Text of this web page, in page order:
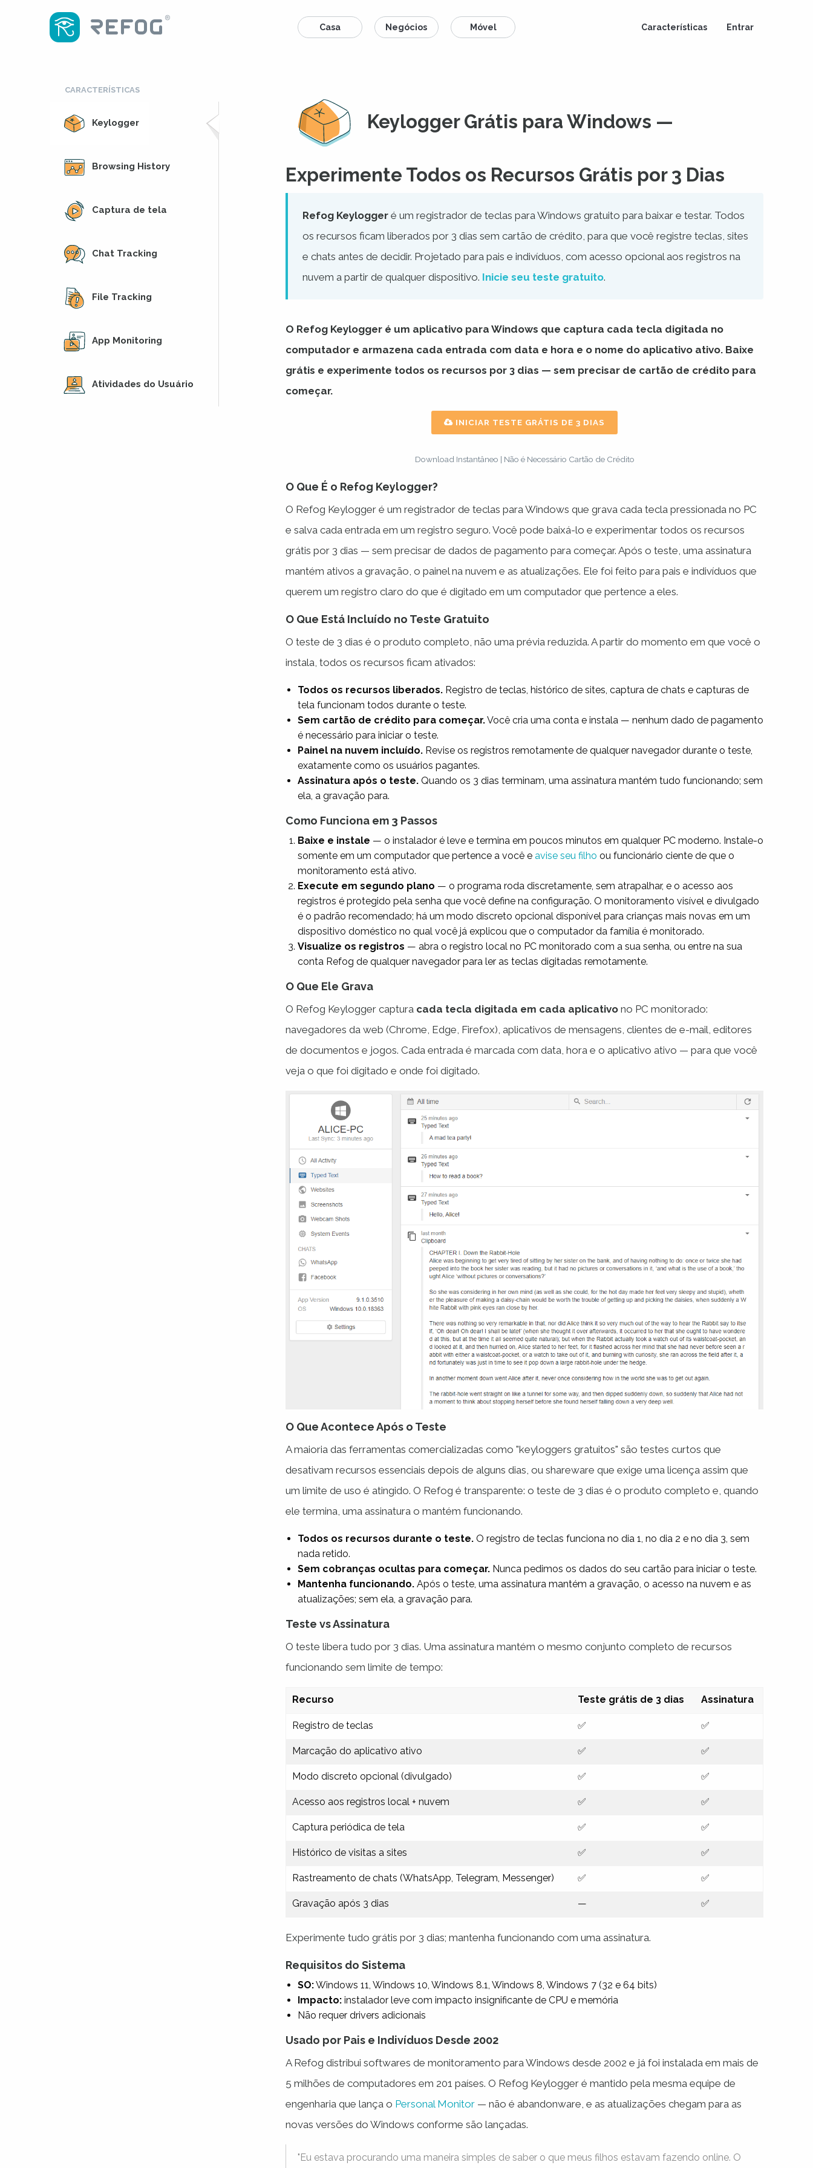
Casa Negócios Móvel Características Entrar
CARACTERÍSTICAS
Keylogger
Browsing History
Captura de tela
Chat Tracking
File Tracking
App Monitoring
Atividades do Usuário
Keylogger Grátis para Windows —
Experimente Todos os Recursos Grátis por 3 Dias
Refog Keylogger é um registrador de teclas para Windows gratuito para baixar e testar. Todos
os recursos ficam liberados por 3 dias sem cartão de crédito, para que você registre teclas, sites
e chats antes de decidir. Projetado para pais e indivíduos, com acesso opcional aos registros na
nuvem a partir de qualquer dispositivo. Inicie seu teste gratuito.
O Refog Keylogger é um aplicativo para Windows que captura cada tecla digitada no
computador e armazena cada entrada com data e hora e o nome do aplicativo ativo. Baixe
grátis e experimente todos os recursos por 3 dias — sem precisar de cartão de crédito para
começar.
INICIAR TESTE GRÁTIS DE 3 DIAS
Download Instantâneo | Não é Necessário Cartão de Crédito
O Que É o Refog Keylogger?
O Refog Keylogger é um registrador de teclas para Windows que grava cada tecla pressionada no PC
e salva cada entrada em um registro seguro. Você pode baixá-lo e experimentar todos os recursos
grátis por 3 dias — sem precisar de dados de pagamento para começar. Após o teste, uma assinatura
mantém ativos a gravação, o painel na nuvem e as atualizações. Ele foi feito para pais e indivíduos que
querem um registro claro do que é digitado em um computador que pertence a eles.
O Que Está Incluído no Teste Gratuito
O teste de 3 dias é o produto completo, não uma prévia reduzida. A partir do momento em que você o
instala, todos os recursos ficam ativados:
Todos os recursos liberados. Registro de teclas, histórico de sites, captura de chats e capturas de
tela funcionam todos durante o teste.
Sem cartão de crédito para começar.Você cria uma conta e instala — nenhum dado de pagamento
é necessário para iniciar o teste.
Painel na nuvem incluído. Revise os registros remotamente de qualquer navegador durante o teste,
exatamente como os usuários pagantes.
Assinatura após o teste. Quando os 3 dias terminam, uma assinatura mantém tudo funcionando; sem
ela, a gravação para.
Como Funciona em 3 Passos
Baixe e instale — o instalador é leve e termina em poucos minutos em qualquer PC moderno. Instale-o
somente em um computador que pertence a você e avise seu filho ou funcionário ciente de que o
monitoramento está ativo.
Execute em segundo plano — o programa roda discretamente, sem atrapalhar, e o acesso aos
registros é protegido pela senha que você define na configuração. O monitoramento visível e divulgado
é o padrão recomendado; há um modo discreto opcional disponível para crianças mais novas em um
dispositivo doméstico no qual você já explicou que o computador da família é monitorado.
Visualize os registros — abra o registro local no PC monitorado com a sua senha, ou entre na sua
conta Refog de qualquer navegador para ler as teclas digitadas remotamente.
O Que Ele Grava
O Refog Keylogger captura cada tecla digitada em cada aplicativo no PC monitorado:
navegadores da web (Chrome, Edge, Firefox), aplicativos de mensagens, clientes de e-mail, editores
de documentos e jogos. Cada entrada é marcada com data, hora e o aplicativo ativo — para que você
veja o que foi digitado e onde foi digitado.
O Que Acontece Após o Teste
A maioria das ferramentas comercializadas como "keyloggers gratuitos" são testes curtos que
desativam recursos essenciais depois de alguns dias, ou shareware que exige uma licença assim que
um limite de uso é atingido. O Refog é transparente: o teste de 3 dias é o produto completo e, quando
ele termina, uma assinatura o mantém funcionando.
Todos os recursos durante o teste. O registro de teclas funciona no dia 1, no dia 2 e no dia 3, sem
nada retido.
Sem cobranças ocultas para começar. Nunca pedimos os dados do seu cartão para iniciar o teste.
Mantenha funcionando. Após o teste, uma assinatura mantém a gravação, o acesso na nuvem e as
atualizações; sem ela, a gravação para.
Teste vs Assinatura
O teste libera tudo por 3 dias. Uma assinatura mantém o mesmo conjunto completo de recursos
funcionando sem limite de tempo:
Recurso Teste grátis de 3 dias Assinatura
Registro de teclas ✅ ✅
Marcação do aplicativo ativo ✅ ✅
Modo discreto opcional (divulgado) ✅ ✅
Acesso aos registros local + nuvem ✅ ✅
Captura periódica de tela ✅ ✅
Histórico de visitas a sites ✅ ✅
Rastreamento de chats (WhatsApp, Telegram, Messenger) ✅ ✅
Gravação após 3 dias — ✅
Experimente tudo grátis por 3 dias; mantenha funcionando com uma assinatura.
Requisitos do Sistema
SO:Windows 11, Windows 10, Windows 8.1, Windows 8, Windows 7 (32 e 64 bits)
Impacto: instalador leve com impacto insignificante de CPU e memória
Não requer drivers adicionais
Usado por Pais e Indivíduos Desde 2002
A Refog distribui softwares de monitoramento para Windows desde 2002 e já foi instalada em mais de
5 milhões de computadores em 201 países. O Refog Keylogger é mantido pela mesma equipe de
engenharia que lança o Personal Monitor — não é abandonware, e as atualizações chegam para as
novas versões do Windows conforme são lançadas.
"Eu estava procurando uma maneira simples de saber o que meus filhos estavam fazendo online. O